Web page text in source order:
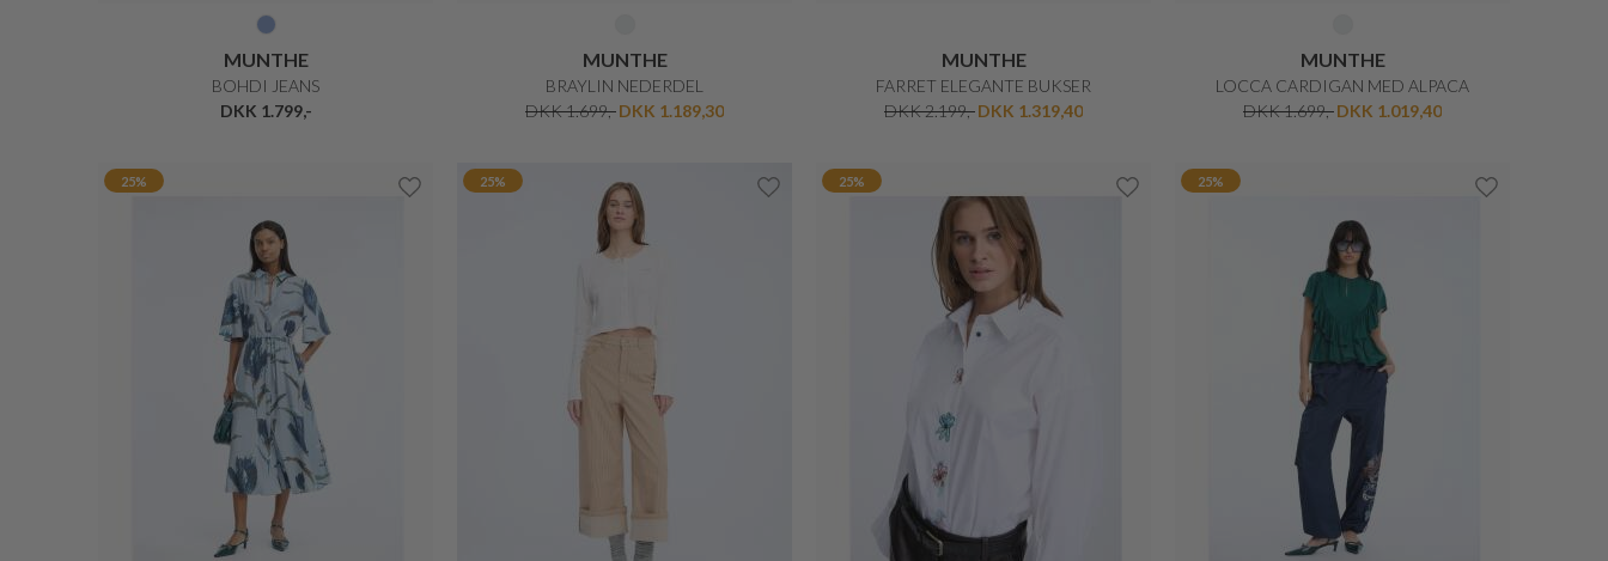
MUNTHE
BOHDI JEANS
DKK 1.799,-
MUNTHE
BRAYLIN NEDERDEL
DKK 1.699,-DKK 1.189,30
MUNTHE
FARRET ELEGANTE BUKSER
DKK 2.199,-DKK 1.319,40
MUNTHE
LOCCA CARDIGAN MED ALPACA
DKK 1.699,-DKK 1.019,40
25% 25% 25% 25%